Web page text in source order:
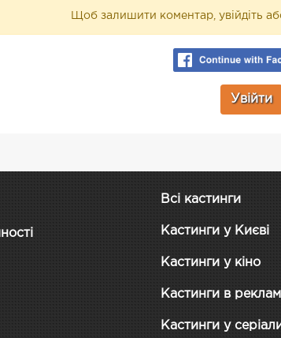
Щоб залишити коментар, увійдіть
Увійти
Всі кастинги
Кастинги у Києві
Кастинги у кіно
Кастинги в
Кастинги у